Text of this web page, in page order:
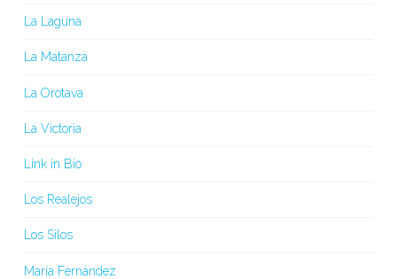
La Laguna
La Matanza
La Orotava
La Victoria
Link in Bio
Los Realejos
Los Silos
María Fernández